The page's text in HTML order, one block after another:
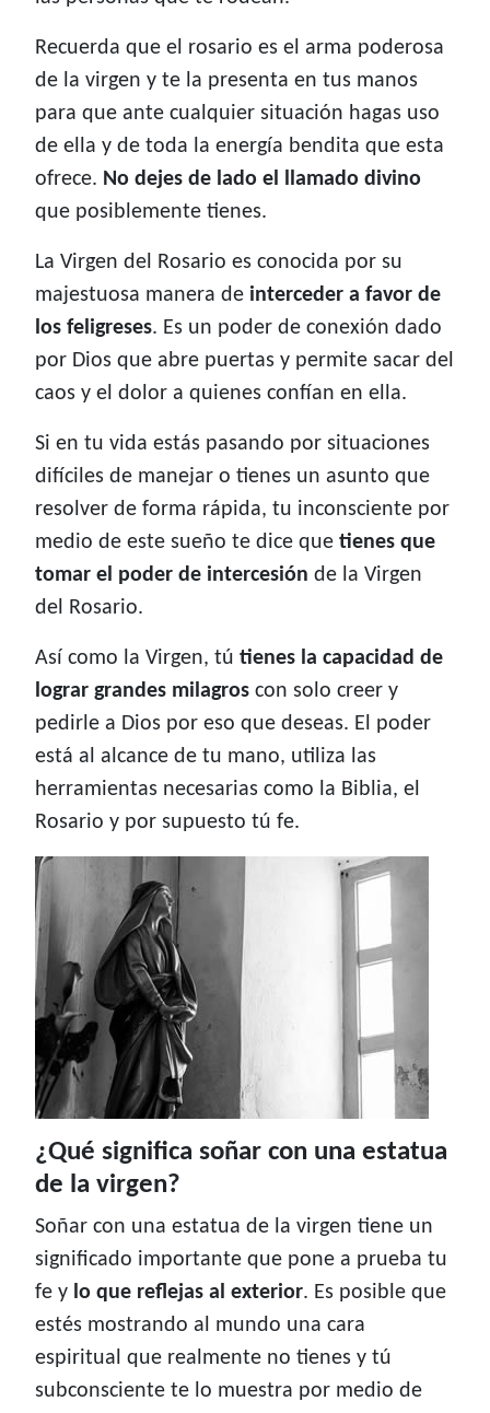
Recuerda que el rosario es el arma poderosa
de la virgen y te la presenta en tus manos
para que ante cualquier situación hagas uso
de ella y de toda la energía bendita que esta
ofrece. No dejes de lado el llamado divino
que posiblemente tienes.
La Virgen del Rosario es conocida por su
majestuosa manera de interceder a favor de
los feligreses. Es un poder de conexión dado
por Dios que abre puertas y permite sacar del
caos y el dolor a quienes confían en ella.
Si en tu vida estás pasando por situaciones
difíciles de manejar o tienes un asunto que
resolver de forma rápida, tu inconsciente por
medio de este sueño te dice que tienes que
tomar el poder de intercesión de la Virgen
del Rosario.
Así como la Virgen, tú tienes la capacidad de
lograr grandes milagros con solo creer y
pedirle a Dios por eso que deseas. El poder
está al alcance de tu mano, utiliza las
herramientas necesarias como la Biblia, el
Rosario y por supuesto tú fe.
¿Qué significa soñar con una estatua
de la virgen?
Soñar con una estatua de la virgen tiene un
significado importante que pone a prueba tu
fe y lo que reflejas al exterior. Es posible que
estés mostrando al mundo una cara
espiritual que realmente no tienes y tú
subconsciente te lo muestra por medio de